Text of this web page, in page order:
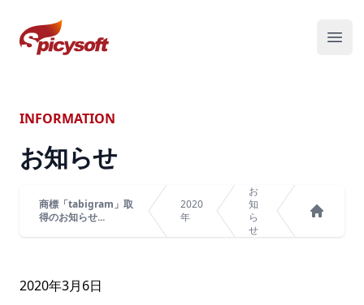
スパイシーソフト株式会社
メニ
INFORMATION
お知らせ
商標「tabigram」取
得のお知らせ...
2020
年
お
知
ら
せ
2020年3月6日